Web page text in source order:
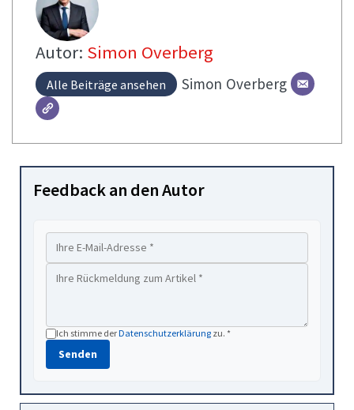
Autor: Simon Overberg
Alle Beiträge ansehen Simon Overberg
Feedback an den Autor
Ich stimme derDatenschutzerklärung zu. *
Senden